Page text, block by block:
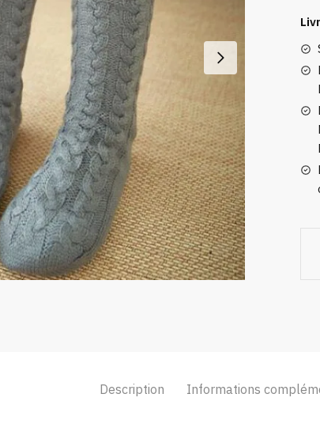
Description Informations